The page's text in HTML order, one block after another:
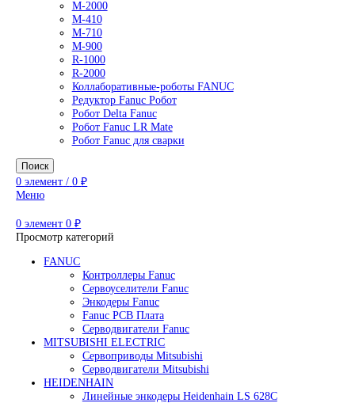
Роботы Epson
Роботы FANUC
M-10
M-20
M-2000
M-410
R-1000
Редуктор Fanuc Робот
Робот Delta Fanuc
Робот Fanuc для сварки
элемент 0₽
Меню
элемент 0₽
Просмотр категорий